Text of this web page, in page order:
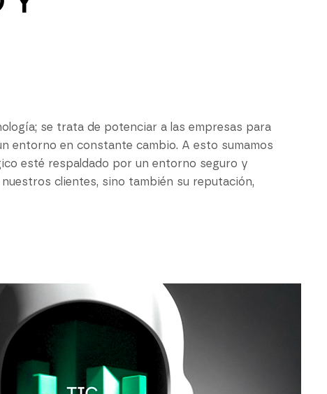
se trata de potenciar a las empresas para
entorno en constante cambio. A esto sumamos
esté respaldado por un entorno seguro y
clientes, sino también su reputación,